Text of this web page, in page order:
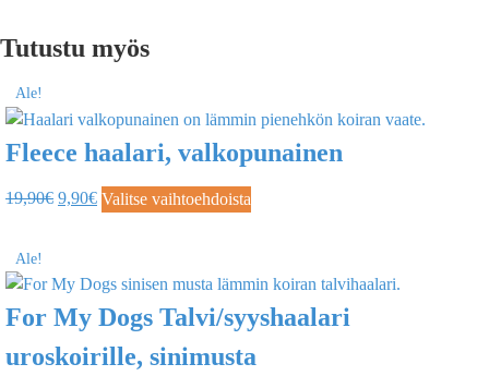
Tutustu myös
Ale!
Fleece haalari, valkopunainen
19,90€ 9,90€ Valitse vaihtoehdoista
Ale!
For My Dogs Talvi/syyshaalari
uroskoirille, sinimusta